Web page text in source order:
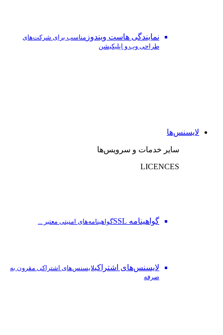
نمایندگی هاست ویندوز مناسب برای شرکت‌های
طراحی وب و اپلیکیشن
لایسنس‌ها
سایر خدمات و سرویس‌ها
LICENCES
گواهینامه SSL گواهینامه‌های امنیتی معتبر ...
لایسنس‌های اشتراکیلایسنس‌های اشتراکی مقرون به
صرفه